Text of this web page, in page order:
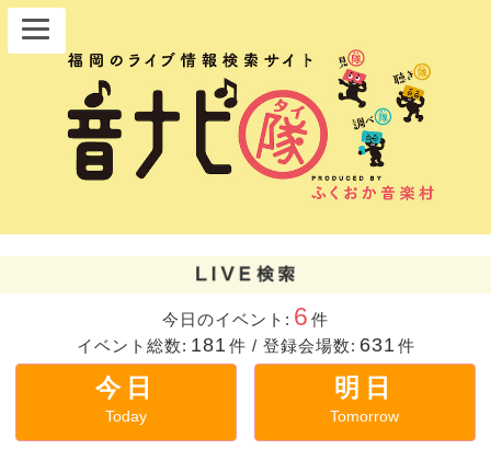
今日のイベント: 6 件
イベント総数: 181 件 / 登録会場数: 631 件
今日
Today
明日
Tomorrow